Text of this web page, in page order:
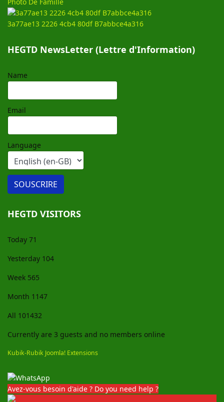
3a77ae13 2226 4cb4 80df B7abbce4a316
HEGTD NewsLetter (Lettre d'Information)
Name
Email
Language
HEGTD VISITORS
Today 71
Yesterday 104
Week 565
Month 1147
All 101432
Currently are 3 guests and no members online
Kubik-Rubik Joomla! Extensions
Avez-vous besoin d'aide ? Do you need help ?